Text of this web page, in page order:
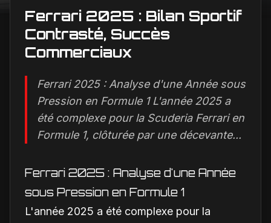
Ferrari 2025 : Bilan Sportif
Contrasté, Succès
Commerciaux
Ferrari 2025 : Analyse d'une Année sous
Pression en Formule 1 L'année 2025 a
été complexe pour la Scuderia Ferrari en
Formule 1, clôturée par une décevante...
Ferrari 2025 : Analyse d'une Année
sous Pression en Formule 1
L'année 2025 a été complexe pour la